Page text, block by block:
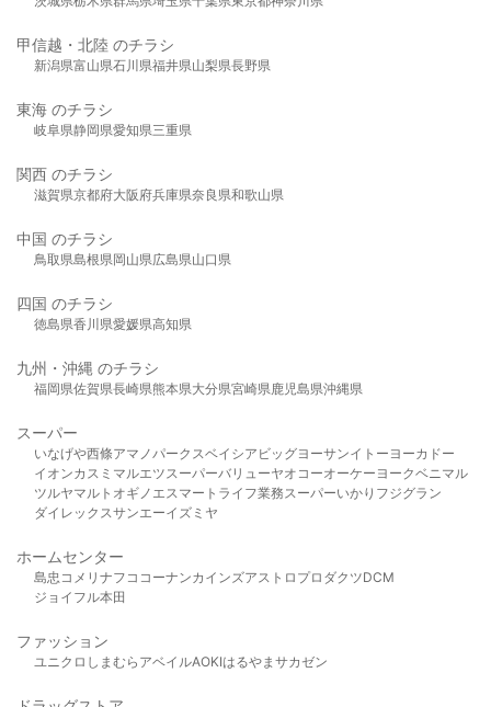
甲信越・北陸 のチラシ
新潟県富山県石川県福井県山梨県長野県
東海 のチラシ
岐阜県静岡県愛知県三重県
関西 のチラシ
滋賀県京都府大阪府兵庫県奈良県和歌山県
中国 のチラシ
鳥取県島根県岡山県広島県山口県
四国 のチラシ
徳島県香川県愛媛県高知県
九州・沖縄 のチラシ
福岡県佐賀県長崎県熊本県大分県宮崎県鹿児島県沖縄県
スーパー
いなげや西條アマノパークスベイシア ビッグヨーサンイトーヨーカドー
イオンカスミ マルエツスーパーバリューヤオコーオーケー ヨークベニマル
ツルヤマルト オギノ エスマート ライフ業務スーパーいかり フジグラン
ダイレックスサンエーイズミヤ
ホームセンター
島忠 コメリ ナフコ コーナンカインズアストロプロダクツDCM
ジョイフル本田
ファッション
ユニクロ しまむら アベイルAOKIはるやま サカゼン